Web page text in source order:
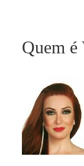
Quem é